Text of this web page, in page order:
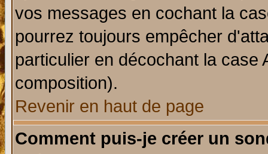
vos messages en cochant la
pourrez toujours empêcher
particulier en décochant la
composition).
Revenir en haut de page
Comment puis-je créer un